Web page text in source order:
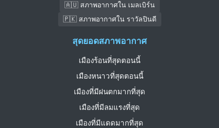
🇦🇺 สภาพอากาศใน เมลเบิร์น
🇵🇰 สภาพอากาศใน ราวัลปินดี
สุดยอดสภาพอากาศ
เมืองร้อนที่สุดตอนนี้
เมืองหนาวที่สุดตอนนี้
เมืองที่มีฝนตกมากที่สุด
เมืองที่มีลมแรงที่สุด
เมืองที่มีแดดมากที่สุด